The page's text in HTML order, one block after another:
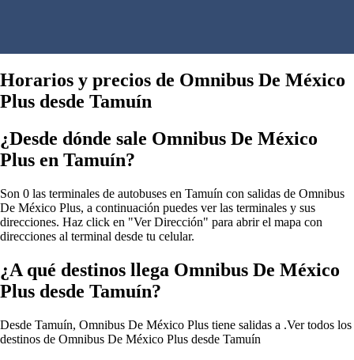
Horarios y precios de Omnibus De México
Plus desde Tamuín
¿Desde dónde sale Omnibus De México
Plus en Tamuín?
Son 0 las terminales de autobuses en Tamuín con salidas de Omnibus
De México Plus, a continuación puedes ver las terminales y sus
direcciones. Haz click en "Ver Dirección" para abrir el mapa con
direcciones al terminal desde tu celular.
¿A qué destinos llega Omnibus De México
Plus desde Tamuín?
Desde Tamuín, Omnibus De México Plus tiene salidas a .Ver todos los
destinos de Omnibus De México Plus desde Tamuín